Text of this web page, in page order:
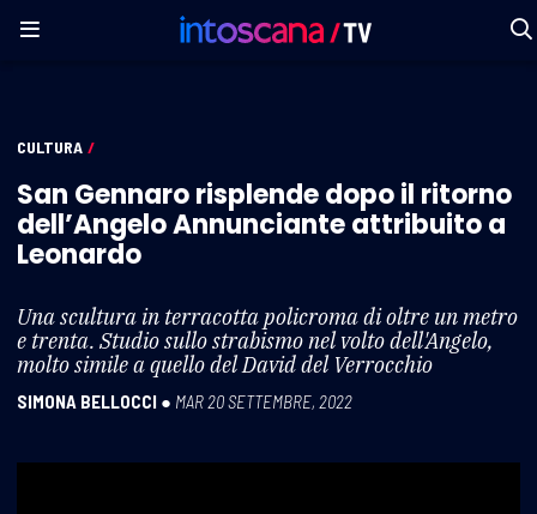
CULTURA /
San Gennaro risplende dopo il ritorno
dell’Angelo Annunciante attribuito a
Leonardo
Una scultura in terracotta policroma di oltre un metro
e trenta. Studio sullo strabismo nel volto dell'Angelo,
molto simile a quello del David del Verrocchio
SIMONA BELLOCCI ● MAR 20 SETTEMBRE, 2022